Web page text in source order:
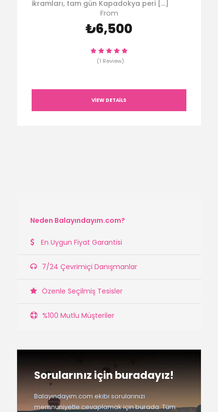
ikramları, tam gün Kapadokya peri […]
From
₺6,500
(1 Review)
VIEW DETAILS
Neden Balayındayım.com?
En Uygun Fiyat Garantisi
7/24 Çevrimiçi Danışmanlar
Özenle Seçilmiş Tesisler
%100 Mutlu Müşteriler
Sorularınız için buradayız!
Balayındayım.com ekibi sorularınızı
memnuniyetle cevaplamak için burada. Tüm